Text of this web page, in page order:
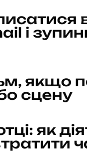
і
якщо
сцену
як